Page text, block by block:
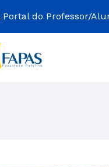
Portal do Professor/